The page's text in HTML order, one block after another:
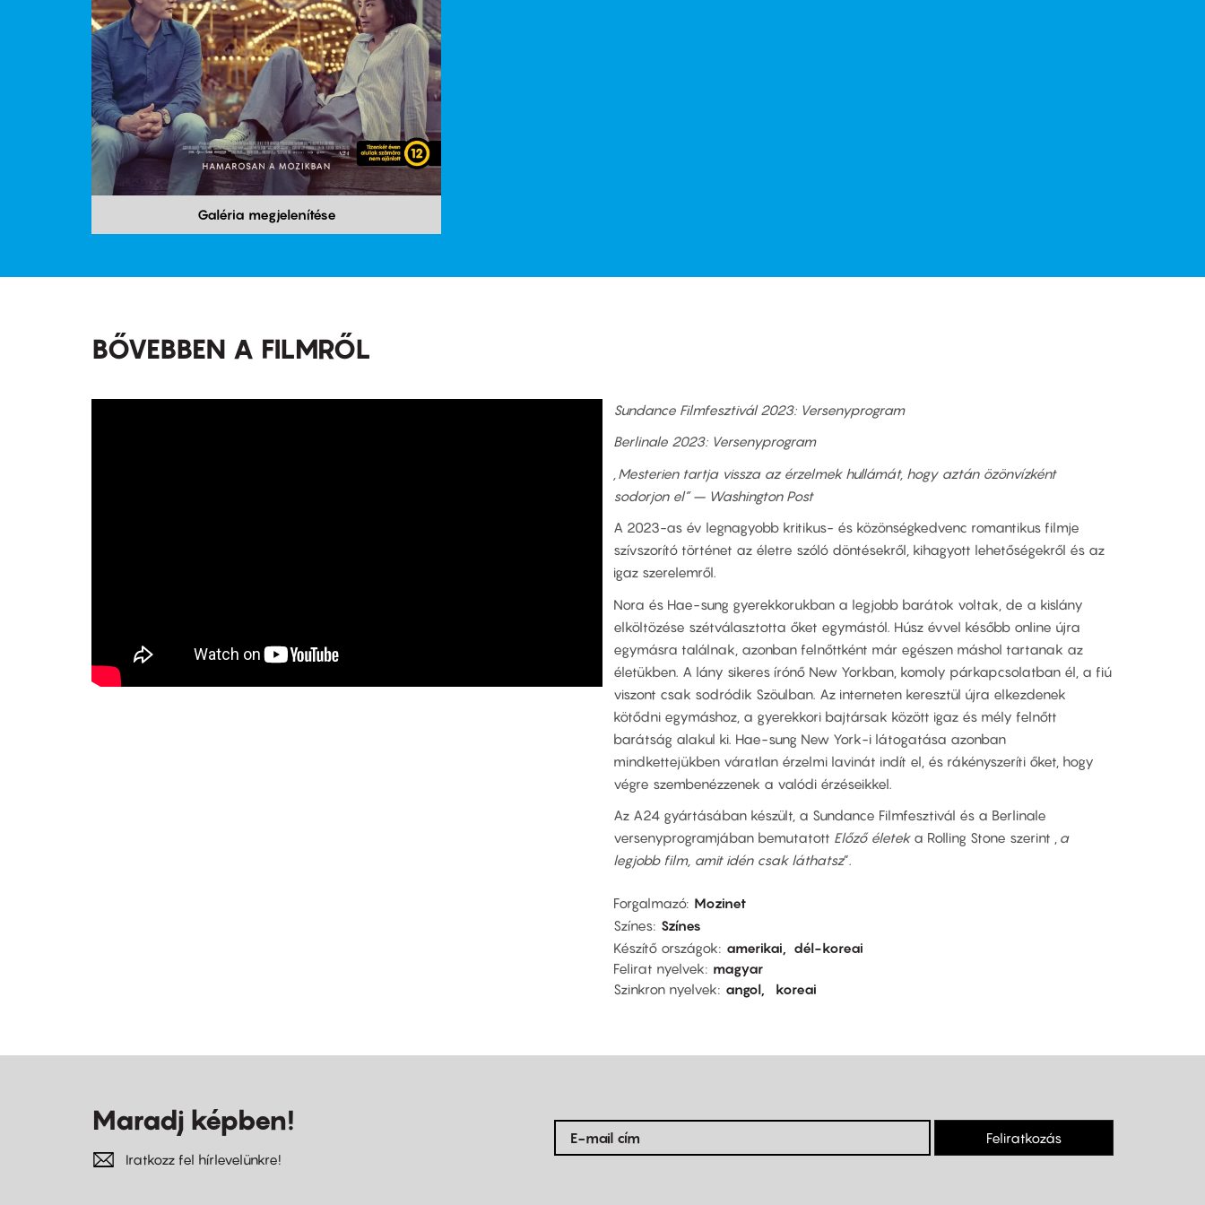
Galéria megjelenítése
BŐVEBBEN A FILMRŐL
Sundance Filmfesztivál 2023: Versenyprogram
Berlinale 2023: Versenyprogram
„Mesterien tartja vissza az érzelmek hullámát, hogy aztán özönvízként
sodorjon el” – Washington Post
A 2023-as év legnagyobb kritikus- és közönségkedvenc romantikus filmje
szívszorító történet az életre szóló döntésekről, kihagyott lehetőségekről és az
igaz szerelemről.
Nora és Hae-sung gyerekkorukban a legjobb barátok voltak, de a kislány
elköltözése szétválasztotta őket egymástól. Húsz évvel később online újra
egymásra találnak, azonban felnőttként már egészen máshol tartanak az
életükben. A lány sikeres írónő New Yorkban, komoly párkapcsolatban él, a fiú
viszont csak sodródik Szöulban. Az interneten keresztül újra elkezdenek
kötődni egymáshoz, a gyerekkori bajtársak között igaz és mély felnőtt
barátság alakul ki. Hae-sung New York-i látogatása azonban
mindkettejükben váratlan érzelmi lavinát indít el, és rákényszeríti őket, hogy
végre szembenézzenek a valódi érzéseikkel.
Az A24 gyártásában készült, a Sundance Filmfesztivál és a Berlinale
versenyprogramjában bemutatott Előző életeka Rolling Stone szerint „
a
legjobb film, amit idén csak láthatsz”.
Forgalmazó Mozinet
Színes Színes
Készítő országok
amerikai
dél-koreai
Felirat nyelvek
magyar
Szinkron nyelvek
angol koreai
Maradj képben!
Iratkozz fel hírlevelünkre!
Feliratkozás